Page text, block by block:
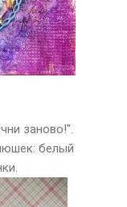
заново!".
белый